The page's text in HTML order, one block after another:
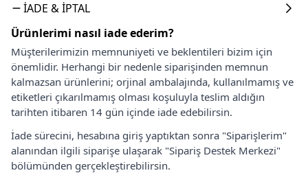
İADE & İPTAL
Ürünlerimi nasıl iade ederim?
Müşterilerimizin memnuniyeti ve beklentileri bizim için
önemlidir. Herhangi bir nedenle siparişinden memnun
kalmazsan ürünlerini; orjinal ambalajında, kullanılmamış ve
etiketleri çıkarılmamış olması koşuluyla teslim aldığın
tarihten itibaren 14 gün içinde iade edebilirsin.
İade sürecini, hesabına giriş yaptıktan sonra "Siparişlerim"
alanından ilgili siparişe ulaşarak "Sipariş Destek Merkezi"
bölümünden gerçekleştirebilirsin.